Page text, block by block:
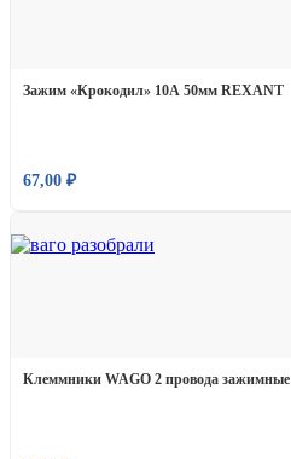
Зажим «Крокодил» 10А 50мм REXANT
67,00 ₽
Клеммники WAGO 2 провода зажимные